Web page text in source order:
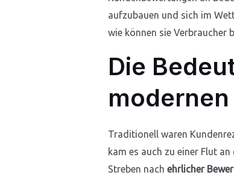
aufzubauen und sich im
wie können sie Verbraucher
Die
Traditionell waren
kam es auch zu einer Flut
Streben nach ehrlicher